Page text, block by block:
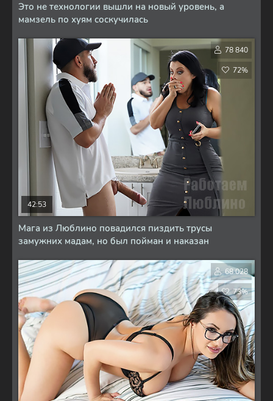
Это не технологии вышли на новый уровень, а
мамзель по хуям соскучилась
Мага из Люблино повадился пиздить трусы
замужних мадам, но был пойман и наказан
42:53
78 840
72%
68 028
73%